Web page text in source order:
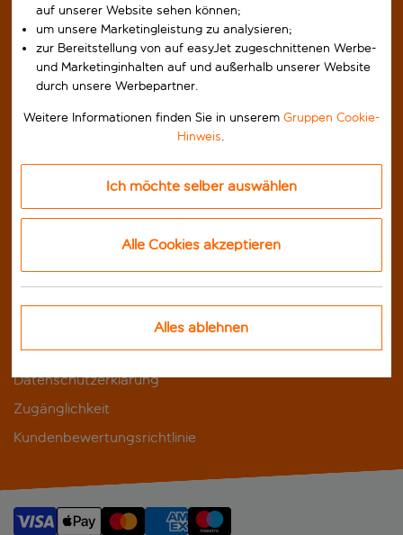
FAQs
Kontakt
Barrierefreies Reisen
Buchungsbedingungen
Nutzungsbedingungen
Impressum
UNSERE WEBSEITE
Gruppen-Cookie-Hinweis
Datenschutzerklärung
Zugänglichkeit
Kundenbewertungsrichtlinie
auf unserer Website sehen können;
um unsere Marketingleistung zu analysieren;
zur Bereitstellung von auf easyJet zugeschnittenen Werbe-
und Marketinginhalten auf und außerhalb unserer Website
durch unsere Werbepartner.
Weitere Informationen finden Sie in unserem Gruppen Cookie-
Hinweis.
Ich möchte selber auswählen
Alle Cookies akzeptieren
Alles ablehnen